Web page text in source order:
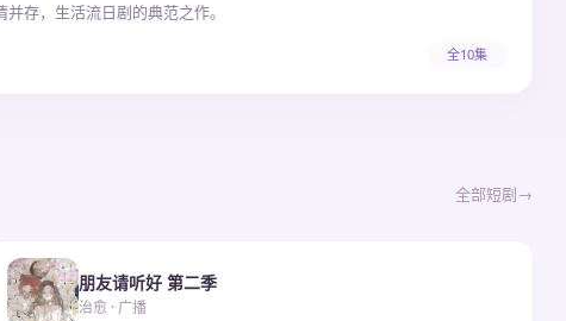
存，生活流日剧的典范之作。
全10集
全部短剧
朋友请听好 第二季
治愈 · 广播